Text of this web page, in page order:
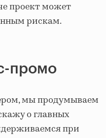
проект может
рискам.
промо
мы продумываем
о главных
при